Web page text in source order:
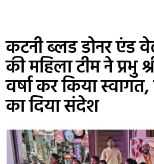
कटनी ब्लड डोनर एंड
की महिला टीम ने प्रभु
वर्षा कर किया स्वागत,
का दिया संदेश